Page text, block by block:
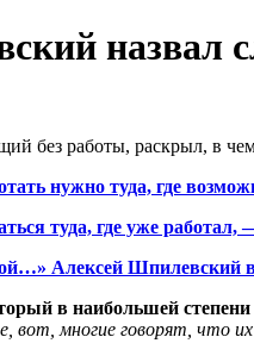
назвал
без работы, раскрыл, в
нужно туда, где
туда, где уже работал,
Алексей Шпилевский
в наибольшей
вот, многие говорят, что